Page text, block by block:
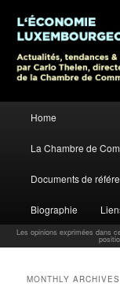
Carlo
L’économie
Thelen, Directeur
Skip to primary
Skip to secondary
Home
La Chambre de
Documents de
Biographie
Les opinions exprimées dans
MONTHLY